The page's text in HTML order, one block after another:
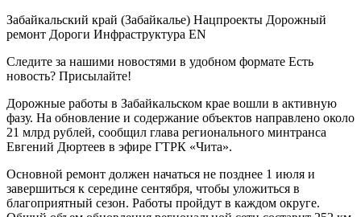
Забайкальский край (Забайкалье) Нацпроекты Дорожный
ремонт Дороги Инфраструктура EN
Следите за нашими новостями в удобном формате Есть
новость? Присылайте!
Дорожные работы в Забайкальском крае вошли в активную
фазу. На обновление и содержание объектов направлено около
21 млрд рублей, сообщил глава регионального минтранса
Евгений Дюртеев в эфире ГТРК «Чита».
Основной ремонт должен начаться не позднее 1 июля и
завершиться к середине сентября, чтобы уложиться в
благоприятный сезон. Работы пройдут в каждом округе.